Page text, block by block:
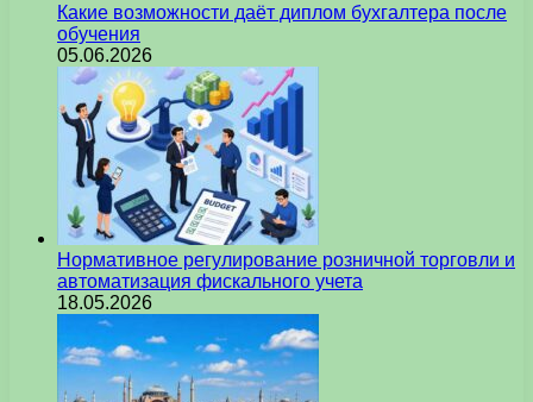
Какие возможности даёт диплом бухгалтера после
обучения
05.06.2026
Нормативное регулирование розничной торговли и
автоматизация фискального учета
18.05.2026